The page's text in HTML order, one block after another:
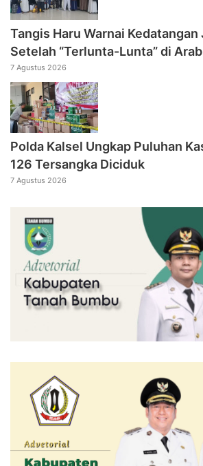
Tangis Haru Warnai Kedatangan
Setelah “Terlunta-Lunta” di
7 Agustus 2026
Polda Kalsel Ungkap Puluhan
126 Tersangka Diciduk
7 Agustus 2026